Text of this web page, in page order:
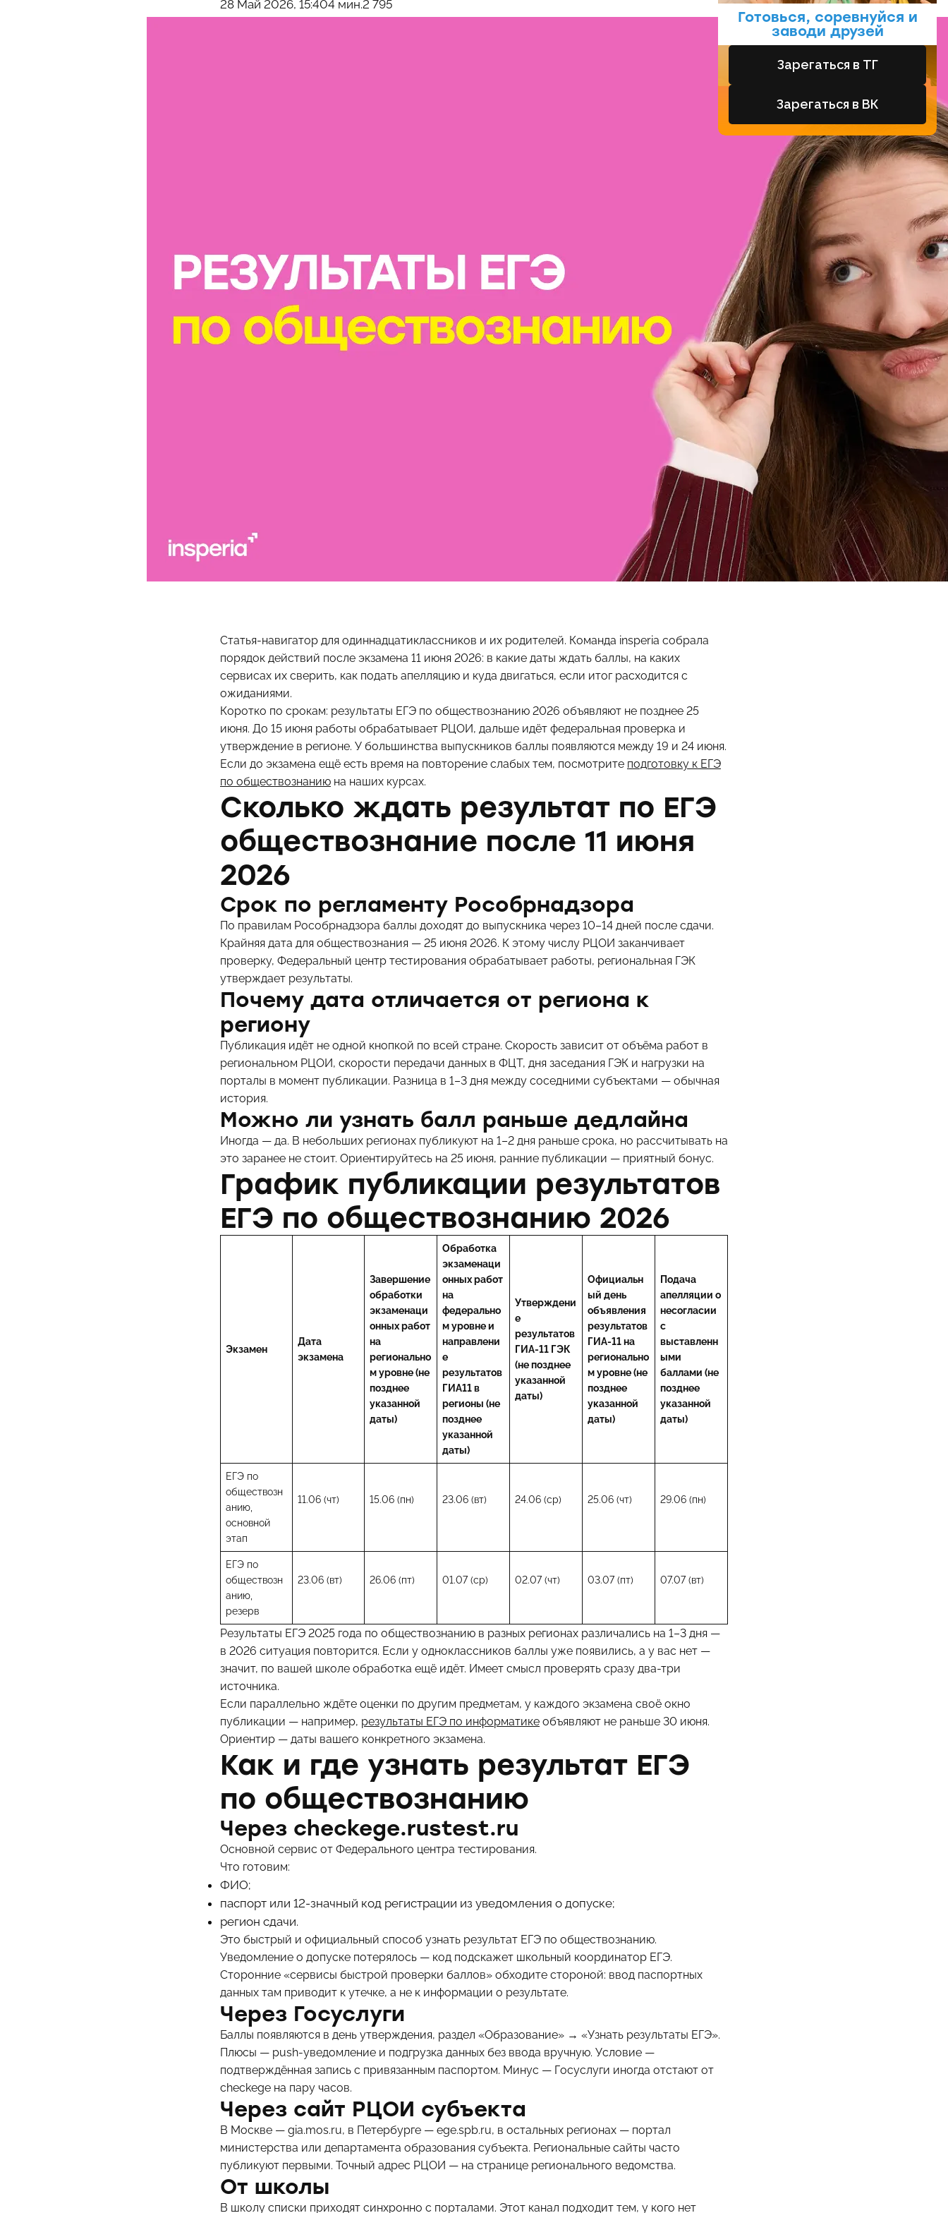
28 Май 2026, 15:404 мин.2 795
Статья-навигатор для одиннадцатиклассников и их родителей. Команда insperia собрала
порядок действий после экзамена 11 июня 2026: в какие даты ждать баллы, на каких
сервисах их сверить, как подать апелляцию и куда двигаться, если итог расходится с
ожиданиями.
Коротко по срокам: результаты ЕГЭ по обществознанию 2026 объявляют не позднее 25
июня. До 15 июня работы обрабатывает РЦОИ, дальше идёт федеральная проверка и
утверждение в регионе. У большинства выпускников баллы появляются между 19 и 24 июня.
Если до экзамена ещё есть время на повторение слабых тем, посмотрите подготовку к ЕГЭ
по обществознанию на наших курсах.
Сколько ждать результат по ЕГЭ
обществознание после 11 июня
2026
Срок по регламенту Рособрнадзора
По правилам Рособрнадзора баллы доходят до выпускника через 10–14 дней после сдачи.
Крайняя дата для обществознания — 25 июня 2026. К этому числу РЦОИ заканчивает
проверку, Федеральный центр тестирования обрабатывает работы, региональная ГЭК
утверждает результаты.
Почему дата отличается от региона к
региону
Публикация идёт не одной кнопкой по всей стране. Скорость зависит от объёма работ в
региональном РЦОИ, скорости передачи данных в ФЦТ, дня заседания ГЭК и нагрузки на
порталы в момент публикации. Разница в 1–3 дня между соседними субъектами — обычная
история.
Можно ли узнать балл раньше дедлайна
Иногда — да. В небольших регионах публикуют на 1–2 дня раньше срока, но рассчитывать на
это заранее не стоит. Ориентируйтесь на 25 июня, ранние публикации — приятный бонус.
График публикации результатов
ЕГЭ по обществознанию 2026
Экзамен
Дата
экзамена
Завершение
обработки
экзаменаци
онных работ
на
регионально
м уровне (не
позднее
указанной
даты)
Обработка
экзаменаци
онных работ
на
федерально
м уровне и
направлени
е
результатов
ГИА11 в
регионы (не
позднее
указанной
даты)
Утверждени
е
результатов
ГИА-11 ГЭК
(не позднее
указанной
даты)
Официальн
ый день
объявления
результатов
ГИА-11 на
регионально
м уровне (не
позднее
указанной
даты)
Подача
апелляции о
несогласии
с
выставленн
ыми
баллами (не
позднее
указанной
даты)
ЕГЭ по
обществозн
анию,
основной
этап
11.06 (чт) 15.06 (пн) 23.06 (вт) 24.06 (ср) 25.06 (чт) 29.06 (пн)
ЕГЭ по
обществозн
анию,
резерв
23.06 (вт) 26.06 (пт) 01.07 (ср) 02.07 (чт) 03.07 (пт) 07.07 (вт)
Результаты ЕГЭ 2025 года по обществознанию в разных регионах различались на 1–3 дня —
в 2026 ситуация повторится. Если у одноклассников баллы уже появились, а у вас нет —
значит, по вашей школе обработка ещё идёт. Имеет смысл проверять сразу два-три
источника.
Если параллельно ждёте оценки по другим предметам, у каждого экзамена своё окно
публикации — например, результаты ЕГЭ по информатике объявляют не раньше 30 июня.
Ориентир — даты вашего конкретного экзамена.
Как и где узнать результат ЕГЭ
по обществознанию
Через checkege.rustest.ru
Основной сервис от Федерального центра тестирования.
Что готовим:
ФИО;
паспорт или 12-значный код регистрации из уведомления о допуске;
регион сдачи.
Это быстрый и официальный способ узнать результат ЕГЭ по обществознанию.
Уведомление о допуске потерялось — код подскажет школьный координатор ЕГЭ.
Сторонние «сервисы быстрой проверки баллов» обходите стороной: ввод паспортных
данных там приводит к утечке, а не к информации о результате.
Через Госуслуги
Баллы появляются в день утверждения, раздел «Образование» → «Узнать результаты ЕГЭ».
Плюсы — push-уведомление и подгрузка данных без ввода вручную. Условие —
подтверждённая запись с привязанным паспортом. Минус — Госуслуги иногда отстают от
checkege на пару часов.
Через сайт РЦОИ субъекта
В Москве — gia.mos.ru, в Петербурге — ege.spb.ru, в остальных регионах — портал
министерства или департамента образования субъекта. Региональные сайты часто
публикуют первыми. Точный адрес РЦОИ — на странице регионального ведомства.
От школы
В школу списки приходят синхронно с порталами. Этот канал подходит тем, у кого нет
Готовься, соревнуйся и
заводи друзей
Зарегаться в ТГ
Зарегаться в ВК